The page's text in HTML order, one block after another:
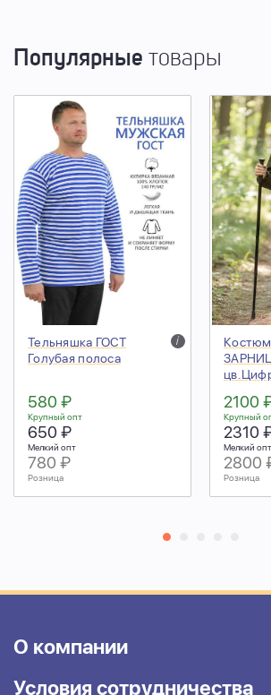
Популярные товары
Тельняшка ГОСТ
Голубая полоса
i
580 ₽
Крупный опт
650 ₽
Мелкий опт
780 ₽
Розница
2100
Крупный
2310
Мелкий опт
2800
Розница
О компании
Условия сотрудничества